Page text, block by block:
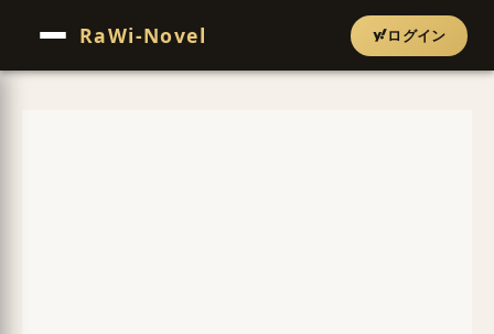
RaWi-Novel ログイン